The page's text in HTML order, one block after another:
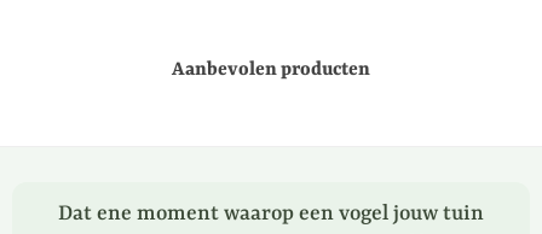
Aanbevolen producten
Dat ene moment waarop een vogel jouw tuin